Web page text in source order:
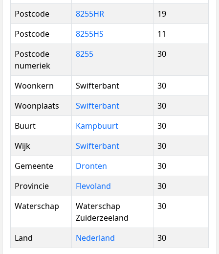
Postcode
8255HR
19
Postcode
8255HS
11
Postcode
numeriek
8255 30
Woonkern Swifterbant
30
Woonplaats
Swifterbant
30
Buurt
Kampbuurt
30
Wijk
Swifterbant
30
Gemeente
Dronten
30
Provincie
Flevoland
30
Waterschap
Waterschap
Zuiderzeeland
30
Land Nederland 30